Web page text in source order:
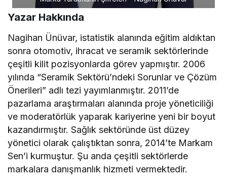
Yazar Hakkında
Nagihan Ünüvar, istatistik alanında eğitim aldıktan
sonra otomotiv, ihracat ve seramik sektörlerinde
çeşitli kilit pozisyonlarda görev yapmıştır. 2006
yılında “Seramik Sektörü’ndeki Sorunlar ve Çözüm
Önerileri” adlı tezi yayımlanmıştır. 2011’de
pazarlama araştırmaları alanında proje yöneticiliği
ve moderatörlük yaparak kariyerine yeni bir boyut
kazandırmıştır. Sağlık sektöründe üst düzey
yönetici olarak çalıştıktan sonra, 2014’te Markam
Sen’i kurmuştur. Şu anda çeşitli sektörlerde
markalara danışmanlık hizmeti vermektedir.